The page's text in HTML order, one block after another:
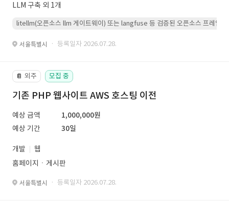
LLM 구축 외 1개
litellm(오픈소스 llm 게이트웨이) 또는 langfuse 등 검증된 오픈소스 프레임워
서울특별시 · 등록일자 2026.07.28.
📔 외주 모집 중
기존 PHP 웹사이트 AWS 호스팅 이전
예상 금액
1,000,000원
예상 기간
30일
개발
웹
홈페이지ㆍ게시판
서울특별시 · 등록일자 2026.07.28.